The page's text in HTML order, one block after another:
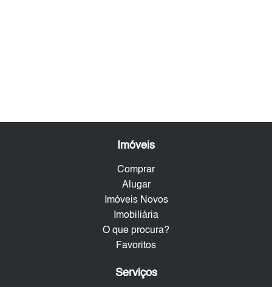
Imóveis
Comprar
Alugar
Imóveis Novos
Imobiliária
O que procura?
Favoritos
Serviços